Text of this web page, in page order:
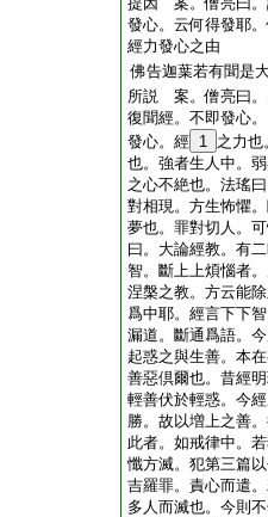
發心。云何得發耶
經力發心之由
佛告迦葉若有聞是
所説 案。僧亮曰。
復聞經。不即發心
發心。經 1 之力也
也。強者生人中。
之心不絶也。法瑤
對相現。方生怖懼
夢也。罪對切人。
曰。大論經教。有
智。斷上上煩惱者
涅槃之教。方云能
爲中耶。經言下下
漏道。斷通爲語。
起惑之與生善。本
善惡倶爾也。昔經
輕善伏於輕惑。今
勝。故以増上之善
此者。如戒律中。
懺方滅。犯第三篇
吉羅罪。責心而遣
多人而滅也。今則